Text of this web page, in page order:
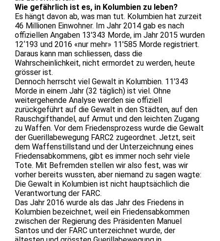
Wie gefährlich ist es, in Kolumbien zu leben?
Es hängt davon ab, was man tut. Kolumbien hat zurzeit
46 Millionen Einwohner. Im Jahr 2014 gab es nach
offiziellen Angaben 13'343 Morde, im Jahr 2015 wurden
12‘193 und 2016 «nur mehr» 11'585 Morde registriert.
Daraus kann man schliessen, dass die
Wahrscheinlichkeit, nicht ermordet zu werden, heute
grösser ist.
Dennoch herrscht viel Gewalt in Kolumbien. 11'343
Morde in einem Jahr (32 täglich) ist viel. Ohne
weitergehende Analyse werden sie offiziell
zurückgeführt auf die Gewalt in den Städten, auf den
Rauschgifthandel, auf Armut und den leichten Zugang
zu Waffen. Vor dem Friedensprozess wurde die Gewalt
der Guerillabewegung FARC2 zugeordnet. Jetzt, seit
dem Waffenstillstand und der Unterzeichnung eines
Friedensabkommens, gibt es immer noch sehr viele
Tote. Mit Befremden stellen wir also fest, was wir
vorher bereits wussten, aber niemand zu sagen wagte:
Die Gewalt in Kolumbien ist nicht hauptsächlich die
Verantwortung der FARC.
Das Jahr 2016 wurde als das Jahr des Friedens in
Kolumbien bezeichnet, weil ein Friedensabkommen
zwischen der Regierung des Präsidenten Manuel
Santos und der FARC unterzeichnet wurde, der